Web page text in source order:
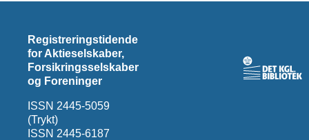
Registreringstidende
for Aktieselskaber,
Forsikringsselskaber
og Foreninger
ISSN 2445-5059
(Trykt)
ISSN 2445-6187